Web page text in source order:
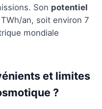
Son potentiel
an, soit environ 7
mondiale
et limites
?